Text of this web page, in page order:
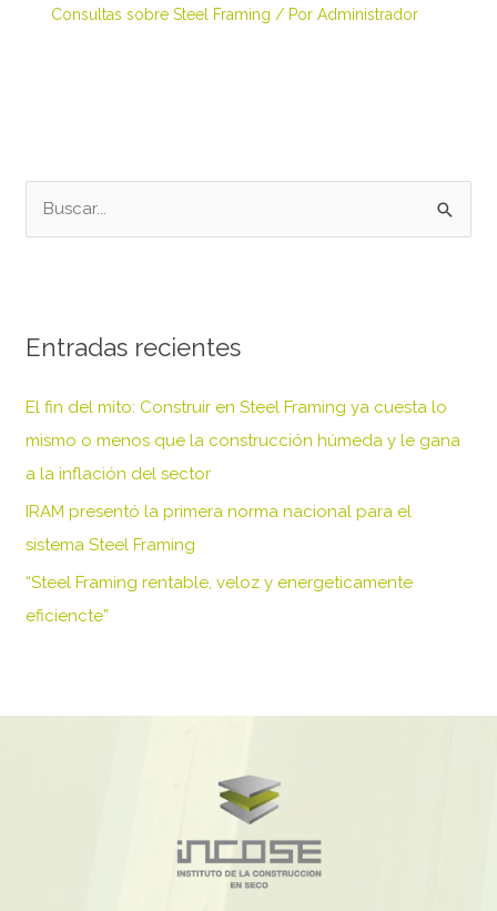
Consultas sobre Steel Framing / Por Administrador
a
p
o
r
:
Entradas recientes
El fin del mito: Construir en Steel Framing ya cuesta lo
mismo o menos que la construcción húmeda y le gana
a la inflación del sector
IRAM presentó la primera norma nacional para el
sistema Steel Framing
“Steel Framing rentable, veloz y energeticamente
eficiencte”